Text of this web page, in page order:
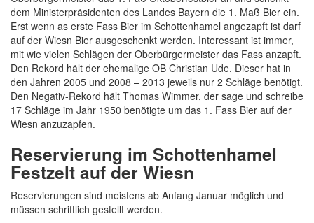
dem Ministerpräsidenten des Landes Bayern die 1. Maß Bier ein.
Erst wenn as erste Fass Bier im Schottenhamel angezapft ist darf
auf der Wiesn Bier ausgeschenkt werden. Interessant ist immer,
mit wie vielen Schlägen der Oberbürgermeister das Fass anzapft.
Den Rekord hält der ehemalige OB Christian Ude. Dieser hat in
den Jahren 2005 und 2008 – 2013 jeweils nur 2 Schläge benötigt.
Den Negativ-Rekord hält Thomas Wimmer, der sage und schreibe
17 Schläge im Jahr 1950 benötigte um das 1. Fass Bier auf der
Wiesn anzuzapfen.
Reservierung im Schottenhamel
Festzelt auf der Wiesn
Reservierungen sind meistens ab Anfang Januar möglich und
müssen schriftlich gestellt werden.